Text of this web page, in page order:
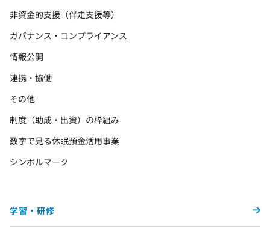
非資金的支援（伴走支援等）
ガバナンス・コンプライアンス
情報公開
連携・協働
その他
制度（助成・出資）の枠組み
数字で見る休眠預金活用事業
シンボルマーク
学習・研修